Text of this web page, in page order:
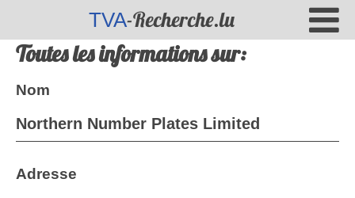
TVA-Recherche.lu
Toutes les informations sur:
Nom
Northern Number Plates Limited
Adresse